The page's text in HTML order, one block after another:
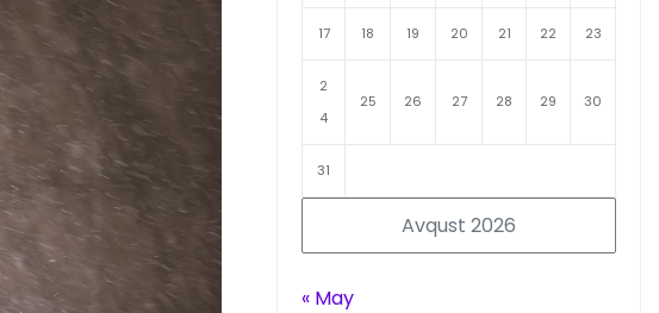
Avqust 2026
17 18 19 20 21 22 23
2
4
25 26 27 28 29 30
31
« May